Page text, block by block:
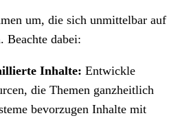
um, die sich unmittelbar auf
Beachte dabei:
Inhalte: Entwickle
die Themen ganzheitlich
bevorzugen Inhalte mit